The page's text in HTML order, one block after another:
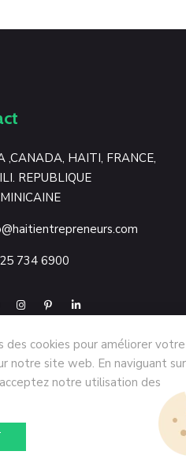
,CANADA, HAITI, FRANCE,
REPUBLIQUE
734 6900
des cookies pour améliorer votre
notre site web. En naviguant sur
notre utilisation des